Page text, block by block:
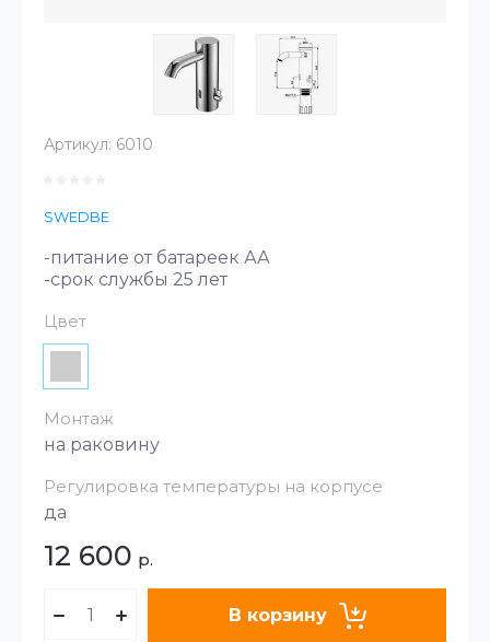
Артикул: 6010
SWEDBE
-питание от батареек АА
-срок службы 25 лет
Цвет
Монтаж
на раковину
Регулировка температуры на корпусе
да
12 600 р.
В корзину